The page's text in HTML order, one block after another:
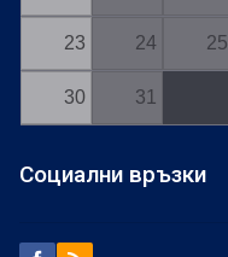
23 24 25
30 31
Социални връзки